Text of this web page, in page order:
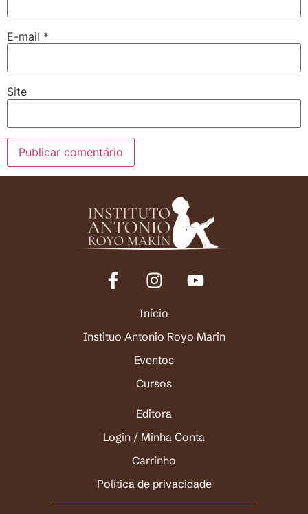
E-mail *
Site
Início
Instituo Antonio Royo Marin
Eventos
Cursos
Editora
Login / Minha Conta
Carrinho
Política de privacidade